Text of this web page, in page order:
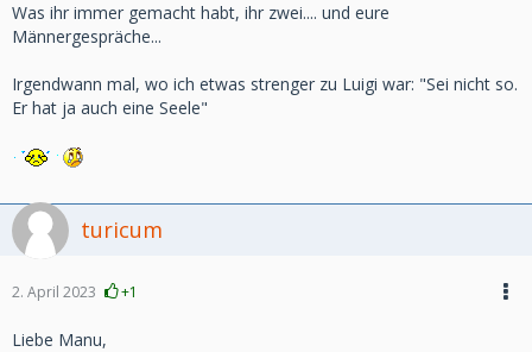
Was ihr immer gemacht habt, ihr zwei.... und eure
Männergespräche...
Irgendwann mal, wo ich etwas strenger zu Luigi war: "Sei nicht so.
Er hat ja auch eine Seele"
turicum
2. April 2023 +1
Liebe Manu,